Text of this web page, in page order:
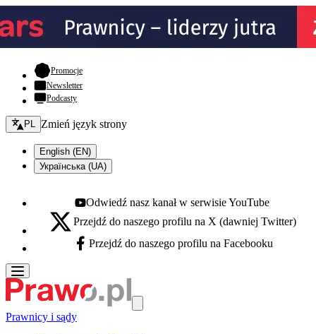
Promocje- otwiera się w nowej karcie
Newsletter
Podcasty
Zmień język - bieżący:
PL Zmień język strony
English (EN)
Українська (UA)
Youtube - otwiera się w nowej karcie
Odwiedź nasz kanał w serwisie YouTube
X - otwiera się w nowej karcie
Przejdź do naszego profilu na X (dawniej Twitter)
Facebook - otwiera się w nowej karcie
Przejdź do naszego profilu na Facebooku
Prawnicy i sądy